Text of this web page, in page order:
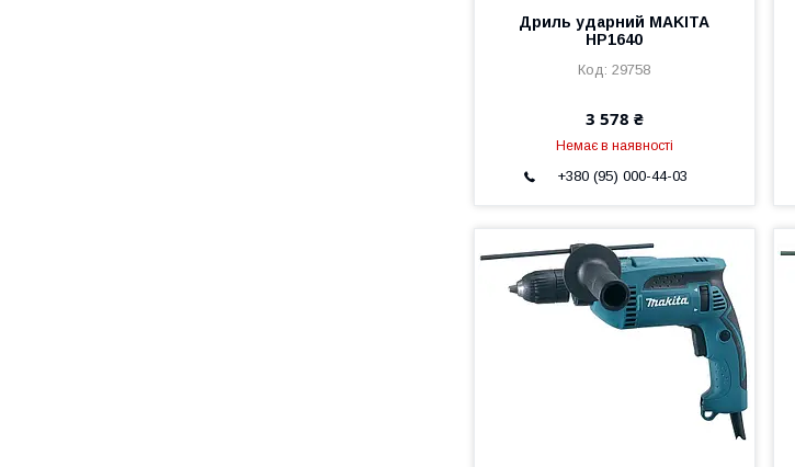
Дриль ударний MAKITA
HP1640
29758
3 578 ₴
Немає в наявності
+380 (95) 000-44-03